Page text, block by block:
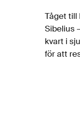
Tåget till
Sibelius
kvart i
för att